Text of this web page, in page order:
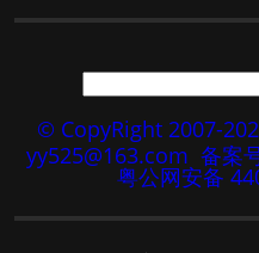
© CopyRight 2007-
yy525@163.com 备案
粤公网安备